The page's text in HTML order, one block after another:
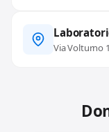
Via Volturno